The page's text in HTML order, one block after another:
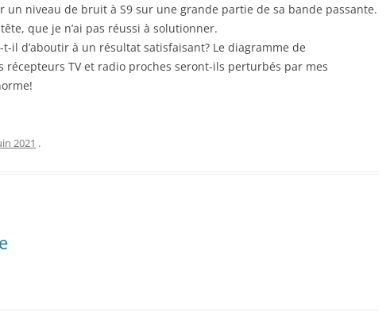
niveau de bruit à S9 sur une grande partie de sa bande passante.
que je n’ai pas réussi à solutionner.
d’aboutir à un résultat satisfaisant? Le diagramme de
TV et radio proches seront-ils perturbés par mes
2021 .